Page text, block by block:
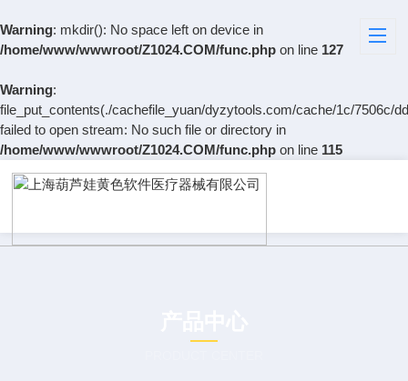
Warning: mkdir(): No space left on device in
/home/www/wwwroot/Z1024.COM/func.php on line 127
Warning:
file_put_contents(./cachefile_yuan/dyzytools.com/cache/1c/7506c/
failed to open stream: No such file or directory in
/home/www/wwwroot/Z1024.COM/func.php on line 115